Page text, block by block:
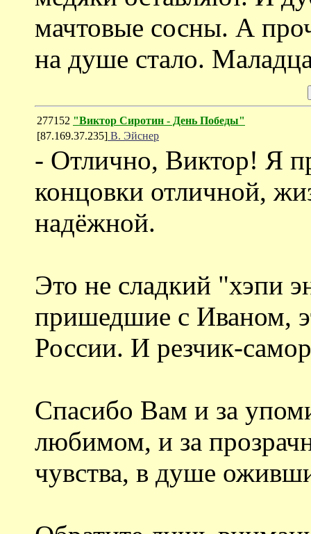
мачтовые сосны. А
на душе стало.
277152 "Виктор Сиротин - День Победы"
[87.169.37.235] В. Эйснер
- Отлично, Виктор! Я
концовки отличной,
надёжной.
Это не сладкий "хэпи
пришедшие с Иваном,
России. И резчик-
Спасибо Вам и за
любимом, и за
чувства, в душе